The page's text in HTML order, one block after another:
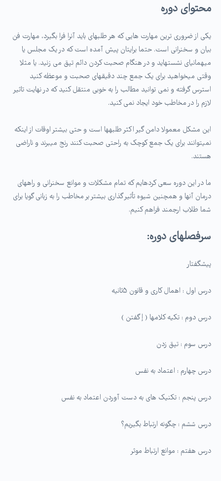
محتوای دوره
یکی از ضروری ترین مهارت هایی که هر طلبه­ای باید آنرا فرا بگیرد، مهارت فن
بیان و سخنرانی است. حتما برایتان پیش آمده است که در یک مجلس یا
میهمانی­ای نشسته­اید و در هنگام صحبت کردن دائم تپق می زنید. یا مثلا
وقتی میخواهید برای یک جمع چند دقیقه­ای صحبت و موعظه کنید
استرس گرفته و نمی توانید مطالب را به خوبی منتقل کنید که در نهایت تاثیر
لازم را در مخاطب خود ایجاد نمی کنید.
این مشکل معمولا دامن گیر اکثر طلبه­ها است و حتی بیشتر اوقات از اینکه
نمی­توانند برای یک جمع کوچک به راحتی صحبت کنند رنج می­برند و ناراضی
هستند.
ما در این دوره سعی کرده­ایم که تمام مشکلات و موانع سخنرانی و راه­های
درمان آنها و همچنین شیوه تأثیر گذاری بیشتر بر مخاطب را به زبانی گویا برای
شما طلاب ارجمند فراهم کنیم.
سرفصل­های دوره:
پیشگفتار
درس اول : اهمال کاری و قانون ۵ثانیه
درس دوم : تکیه کلام­ها ( إ گفتن )
درس سوم : تپق زدن
درس چهارم : اعتماد به نفس
درس پنجم : تکنیک های به دست آوردن اعتماد به نفس
درس ششم : چگونه ارتباط بگیریم؟
درس هفتم : موانع ارتباط موثر